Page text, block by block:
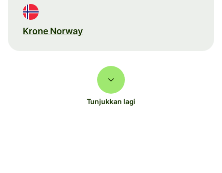
Krone Norway
Tunjukkan lagi